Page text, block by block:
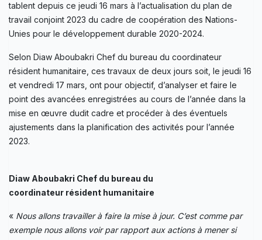
tablent depuis ce jeudi 16 mars à l’actualisation du plan de
travail conjoint 2023 du cadre de coopération des Nations-
Unies pour le développement durable 2020-2024.
Selon Diaw Aboubakri Chef du bureau du coordinateur
résident humanitaire, ces travaux de deux jours soit, le jeudi 16
et vendredi 17 mars, ont pour objectif, d’analyser et faire le
point des avancées enregistrées au cours de l’année dans la
mise en œuvre dudit cadre et procéder à des éventuels
ajustements dans la planification des activités pour l’année
2023.
Diaw Aboubakri Chef du bureau du
coordinateur résident humanitaire
« Nous allons travailler à faire la mise à jour. C’est comme par
exemple nous allons voir par rapport aux actions à mener si